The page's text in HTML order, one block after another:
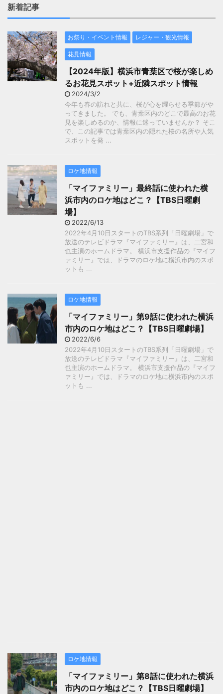
新着記事
お祭り・イベント情報 レジャー・観光情報
花見情報
【2024年版】横浜市青葉区で桜が楽しめ
るお花見スポット+近隣スポット情報
2024/3/2
今年も春の訪れと共に、桜が心を躍らせる季節がや
ってきました。 でも、青葉区内のどこで最高のお花
見を楽しめるのか、情報に迷っていませんか？ そこ
で、この記事では青葉区内の隠れた桜の名所や人気
スポットを発 ...
ロケ地情報
「マイファミリー」最終話に使われた横
浜市内のロケ地はどこ？【TBS日曜劇
場】
2022/6/13
2022年4月10日スタートのTBS系列「日曜劇場」で
放送のテレビドラマ『マイファミリー』は、二宮和
也主演のホームドラマ。 横浜市支援作品の『マイフ
ァミリー』では、ドラマのロケ地に横浜市内のスポ
ットも ...
ロケ地情報
「マイファミリー」第9話に使われた横浜
市内のロケ地はどこ？【TBS日曜劇場】
2022/6/6
2022年4月10日スタートのTBS系列「日曜劇場」で
放送のテレビドラマ『マイファミリー』は、二宮和
也主演のホームドラマ。 横浜市支援作品の『マイフ
ァミリー』では、ドラマのロケ地に横浜市内のスポ
ットも ...
ロケ地情報
「マイファミリー」第8話に使われた横浜
市内のロケ地はどこ？【TBS日曜劇場】